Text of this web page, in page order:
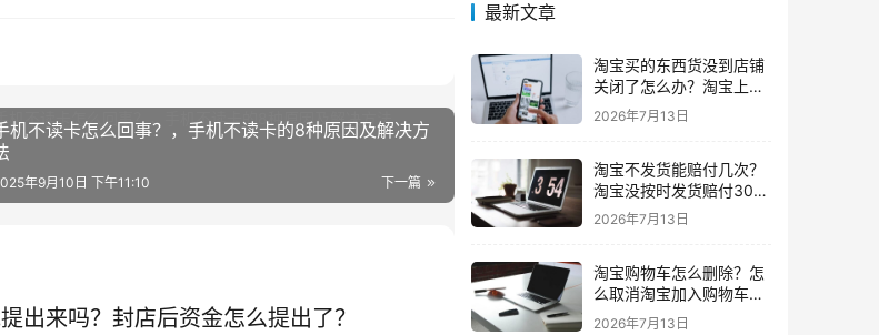
机不读卡怎么回事？，手机不读卡的8种原因及解决方
下一篇
年9月10日 下午11:10
出来吗？封店后资金怎么提出了？
最新文章
淘宝买的东西货没到店铺
关闭了怎么办？淘宝上买
东西货没收到店铺关闭了
我可以申请退款吗
2026年7月13日
淘宝不发货能赔付几次？
淘宝没按时发货赔付30%
还会发货吗要赔付几次
2026年7月13日
淘宝购物车怎么删除？怎
么取消淘宝加入购物车的
东西
2026年7月13日